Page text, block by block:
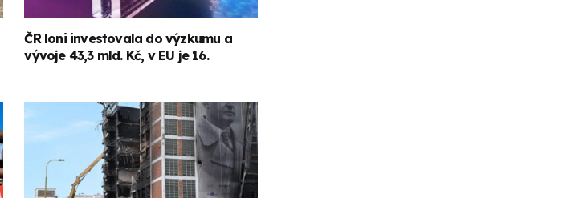
ČR loni investovala do výzkumu a
vývoje 43,3 mld. Kč, v EU je 16.